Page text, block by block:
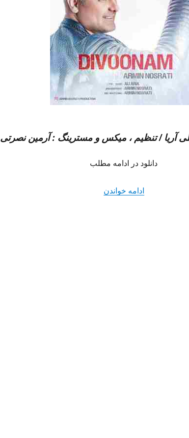
آریا / تنظیم ، میکس و مسترینگ :آرمین نصرتی
دانلود در ادامه مطلب
ادامه خواندن